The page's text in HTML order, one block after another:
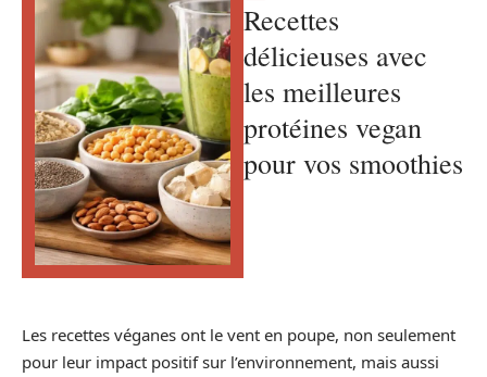
Recettes
délicieuses avec
les meilleures
protéines vegan
pour vos smoothies
Les recettes véganes ont le vent en poupe, non seulement
pour leur impact positif sur l’environnement, mais aussi